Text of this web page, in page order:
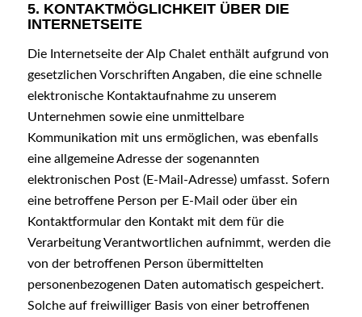
5. KONTAKTMÖGLICHKEIT ÜBER DIE
INTERNETSEITE
Die Internetseite der Alp Chalet enthält aufgrund von
gesetzlichen Vorschriften Angaben, die eine schnelle
elektronische Kontaktaufnahme zu unserem
Unternehmen sowie eine unmittelbare
Kommunikation mit uns ermöglichen, was ebenfalls
eine allgemeine Adresse der sogenannten
elektronischen Post (E-Mail-Adresse) umfasst. Sofern
eine betroffene Person per E-Mail oder über ein
Kontaktformular den Kontakt mit dem für die
Verarbeitung Verantwortlichen aufnimmt, werden die
von der betroffenen Person übermittelten
personenbezogenen Daten automatisch gespeichert.
Solche auf freiwilliger Basis von einer betroffenen